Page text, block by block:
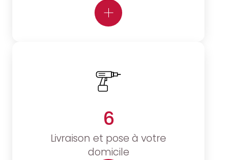
6
Livraison et pose à votre
domicile